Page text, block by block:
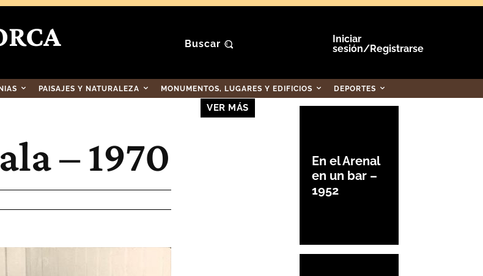
Buscar
Iniciar
sesión/Registrarse
PAISAJES Y NATURALEZA MONUMENTOS, LUGARES Y EDIFICIOS DEPORTES
– 1970
VER MÁS
En el Arenal
en un bar –
1952